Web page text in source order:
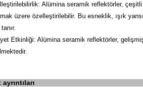
Alümina seramik reflektörler,
üzere özelleştirilebilir. Bu esneklik, ışık
Etkinliği: Alümina seramik reflektörler,